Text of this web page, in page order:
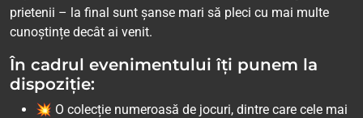
prietenii – la final sunt șanse mari să pleci cu mai multe
cunoștințe decât ai venit.
În cadrul evenimentului îți punem la
dispoziție:
💥 O colecție numeroasă de jocuri, dintre care cele mai